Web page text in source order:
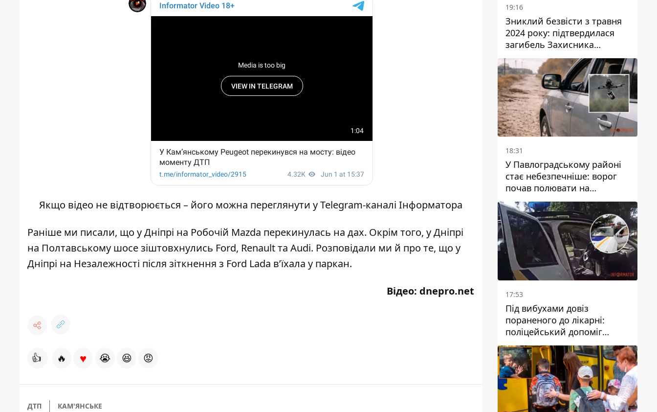
Якщо відео не відтворюється – його можна переглянути у Telegram-каналі Інформатора
Раніше ми писали, що у Дніпрі на Робочій Mazda перекинулась на дах. Окрім того, у Дніпрі
на Полтавському шосе зіштовхнулись Ford, Renault та Audi. Розповідали ми й про те, що у
Дніпрі на Незалежності після зіткнення з Ford Lada в’їхала у паркан.
Відео: dnepro.net
👍 🔥 ♥ 😭 😆 😡
ДТП КАМ'ЯНСЬКЕ
19:16
Зниклий безвісти з травня
2024 року: підтвердилася
загибель Захисника
Валентина Момота з
Дніпропетровської області
18:31
У Павлоградському районі
стає небезпечніше: ворог
почав полювати на
цивільний та військовий
транспорти
17:53
Під вибухами довіз
пораненого до лікарні:
поліцейський допоміг
постраждалому після атаки
на Кам’янський район